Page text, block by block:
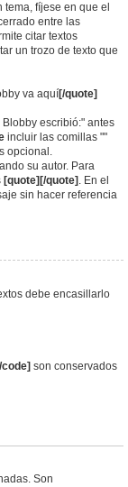
fíjese en que el
entre las
citar textos
un trozo de texto que
va aquí[/quote]
escribió:" antes
incluir las comillas ""
opcional.
su autor. Para
[quote][/quote] . En el
sin hacer referencia
debe encasillarlo
son conservados
Son